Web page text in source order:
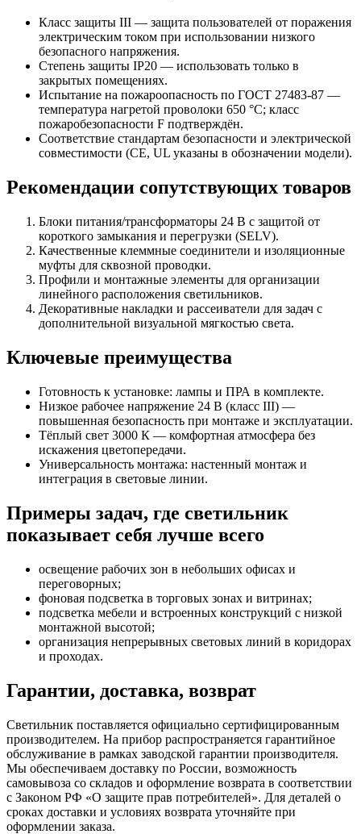
Класс защиты III — защита пользователей от поражения
электрическим током при использовании низкого
безопасного напряжения.
Степень защиты IP20 — использовать только в
закрытых помещениях.
Испытание на пожароопасность по ГОСТ 27483-87 —
температура нагретой проволоки 650 °C; класс
пожаробезопасности F подтверждён.
Соответствие стандартам безопасности и электрической
совместимости (CE, UL указаны в обозначении модели).
Рекомендации сопутствующих товаров
Блоки питания/трансформаторы 24 В с защитой от
короткого замыкания и перегрузки (SELV).
Качественные клеммные соединители и изоляционные
муфты для сквозной проводки.
Профили и монтажные элементы для организации
линейного расположения светильников.
Декоративные накладки и рассеиватели для задач с
дополнительной визуальной мягкостью света.
Ключевые преимущества
Готовность к установке: лампы и ПРА в комплекте.
Низкое рабочее напряжение 24 В (класс III) —
повышенная безопасность при монтаже и эксплуатации.
Тёплый свет 3000 К — комфортная атмосфера без
искажения цветопередачи.
Универсальность монтажа: настенный монтаж и
интеграция в световые линии.
Примеры задач, где светильник
показывает себя лучше всего
освещение рабочих зон в небольших офисах и
переговорных;
фоновая подсветка в торговых зонах и витринах;
подсветка мебели и встроенных конструкций с низкой
монтажной высотой;
организация непрерывных световых линий в коридорах
и проходах.
Гарантии, доставка, возврат
Светильник поставляется официально сертифицированным
производителем. На прибор распространяется гарантийное
обслуживание в рамках заводской гарантии производителя.
Мы обеспечиваем доставку по России, возможность
самовывоза со складов и оформление возврата в соответствии
с Законом РФ «О защите прав потребителей». Для деталей о
сроках доставки и условиях возврата уточняйте при
оформлении заказа.